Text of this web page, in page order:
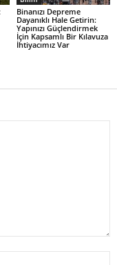
Binanızı Depreme
Dayanıklı Hale Getirin:
Yapınızı Güçlendirmek
İçin Kapsamlı Bir Kılavuza
İhtiyacımız Var